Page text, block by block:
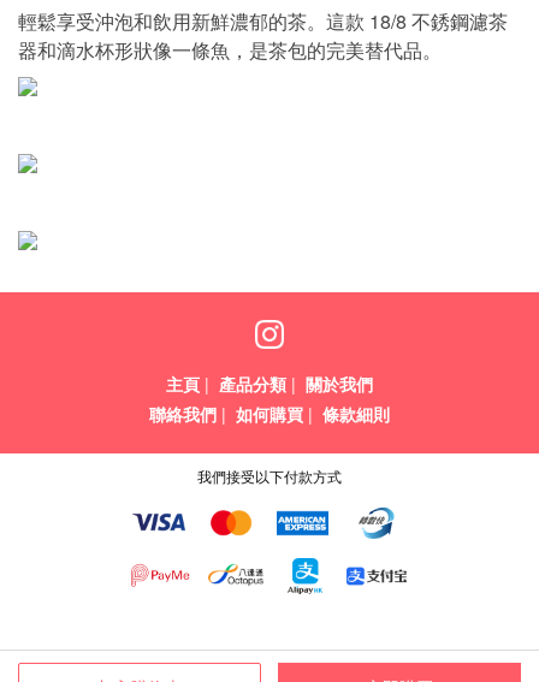
輕鬆享受沖泡和飲用新鮮濃郁的茶。這款 18/8 不銹鋼濾茶
器和滴水杯形狀像一條魚，是茶包的完美替代品。
主頁 | 產品分類 | 關於我們
聯絡我們 | 如何購買 | 條款細則
我們接受以下付款方式